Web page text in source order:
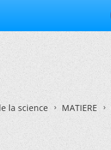
la science MATIERE